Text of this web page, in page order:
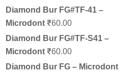
Diamond Bur FG#TF-41 –
Microdont ₹60.00
Diamond Bur FG#TF-S41 –
Microdont ₹60.00
Diamond Bur FG – Microdont